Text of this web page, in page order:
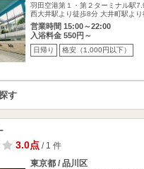
羽田空港第１・第２ターミナル駅
西大井駅より徒歩8分 大井町駅よ
営業時間 15:00～22:00
入浴料金 550円～
日帰り 格安（1,000円以下）
す
3.0点/ 1 件
東京都 / 品川区